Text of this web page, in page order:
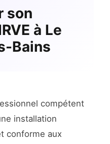
son
à Le
Bains
compétent
installation
conforme aux